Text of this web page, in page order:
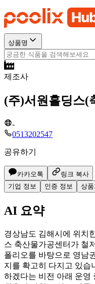
상품명
제조사
(주)서원홀딩스(
-
0513202547
공유하기
카카오톡
링크 복사
기업 정보
인증 정보 상품
AI 요약
경상남도 김해시에 위치
스 축산물가공센터가 철
폴리오를 바탕으로 영남
지를 확고히 다지고 있습
하겠다는 비전 아래 운영